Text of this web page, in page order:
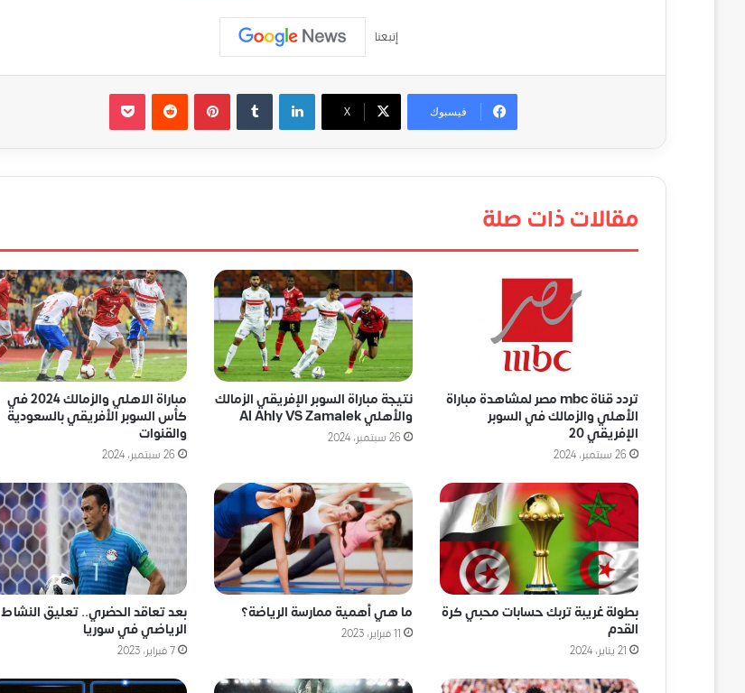
إتبعنا
فيسبوك ‫X
لينكدإن ‏Tumblr بينتيريست ‏Reddit
‫Pocket
مقالات ذات صلة
تردد قناة mbc مصر لمشاهدة مباراة
الأهلي والزمالك في السوبر
الإفريقي 20
26 سبتمبر، 2024
نتيجة مباراة السوبر الإفريقي الزمالك
والأهلي Al Ahly VS Zamalek
26 سبتمبر، 2024
مباراة الاهلي والزمالك 2024 في
كأس السوبر الأفريقي بالسعودية
والقنوات
26 سبتمبر، 2024
بطولة غريبة تربك حسابات محبي كرة
القدم
21 يناير، 2024
ما هي أهمية ممارسة الرياضة؟
11 فبراير، 2023
بعد تعاقد الحضري.. تعليق النشاط
الرياضي في سوريا
7 فبراير، 2023